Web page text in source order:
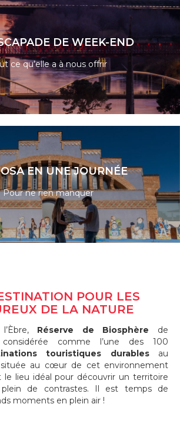
LIRE LA SUITE
DE WEEK-END
ce qu’elle a à nous offrir
LIRE LA SUITE
EN UNE JOURNÉE
Pour ne rien manquer
POUR LES
DE LA NATURE
Réserve de Biosphère de
considérée comme l’une des 100
touristiques durablesau
située au cœur de cet environnement
le lieu idéal pour découvrir un territoire
de contrastes. Il est temps de
moments en plein air !